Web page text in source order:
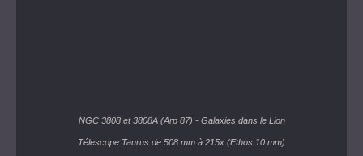
NGC 3808 et 3808A (Arp 87) - Galaxies dans le Lion
Télescope Taurus de 508 mm à 215x (Ethos 10 mm)